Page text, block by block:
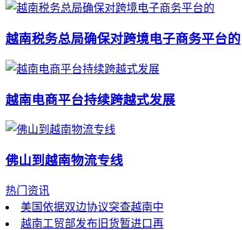
越南税务总局确保对跨境电子商务平台的
越南电商平台持续跨越式发展
佛山到越南物流专线
热门资讯
美国依据双边协议突查越南中
越南工贸部发布旧货暂进口再